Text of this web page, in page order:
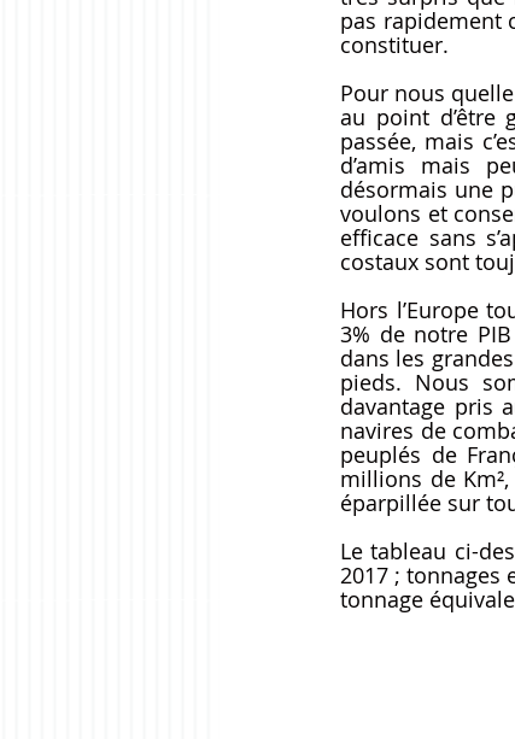
pas rapidement
constituer.
Pour nous
au point d’être
passée, mais
d’amis mais
désormais une
voulons et
efficace sans
costaux sont
Hors l’Europe
3% de notre
dans les
pieds. Nous
davantage pris
navires de
peuplés de
millions de
éparpillée sur
Le tableau ci-
2017 ; tonnages
tonnage